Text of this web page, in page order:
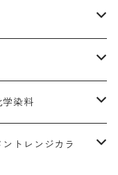
学染料
トレンジカラ